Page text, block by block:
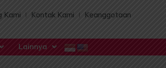
Kami Kontak Kami Keanggotaan
Lainnya